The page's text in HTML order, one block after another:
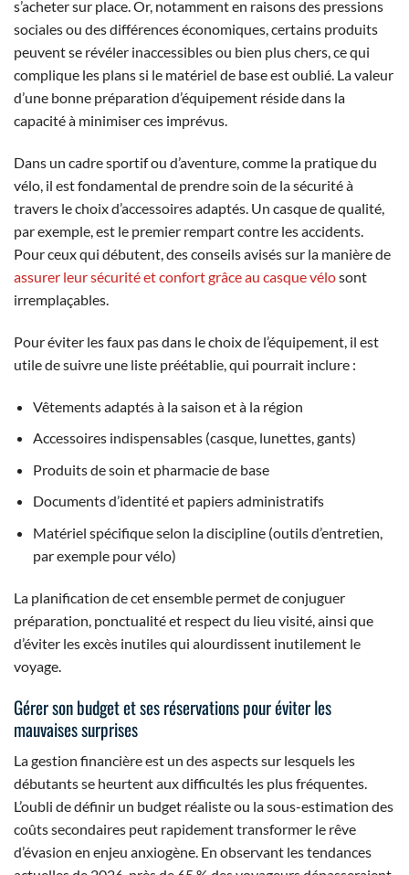
s’acheter sur place. Or, notamment en raisons des pressions
sociales ou des différences économiques, certains produits
peuvent se révéler inaccessibles ou bien plus chers, ce qui
complique les plans si le matériel de base est oublié. La valeur
d’une bonne préparation d’équipement réside dans la
capacité à minimiser ces imprévus.
Dans un cadre sportif ou d’aventure, comme la pratique du
vélo, il est fondamental de prendre soin de la sécurité à
travers le choix d’accessoires adaptés. Un casque de qualité,
par exemple, est le premier rempart contre les accidents.
Pour ceux qui débutent, des conseils avisés sur la manière de
assurer leur sécurité et confort grâce au casque vélosont
irremplaçables.
Pour éviter les faux pas dans le choix de l’équipement, il est
utile de suivre une liste préétablie, qui pourrait inclure :
Vêtements adaptés à la saison et à la région
Accessoires indispensables (casque, lunettes, gants)
Produits de soin et pharmacie de base
Documents d’identité et papiers administratifs
Matériel spécifique selon la discipline (outils d’entretien,
par exemple pour vélo)
La planification de cet ensemble permet de conjuguer
préparation, ponctualité et respect du lieu visité, ainsi que
d’éviter les excès inutiles qui alourdissent inutilement le
voyage.
Gérer son budget et ses réservations pour éviter les
mauvaises surprises
La gestion financière est un des aspects sur lesquels les
débutants se heurtent aux difficultés les plus fréquentes.
L’oubli de définir un budget réaliste ou la sous-estimation des
coûts secondaires peut rapidement transformer le rêve
d’évasion en enjeu anxiogène. En observant les tendances